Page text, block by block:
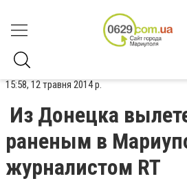
15:58, 12 травня 2014 р.
Из Донецка
раненым в
журналистом RT